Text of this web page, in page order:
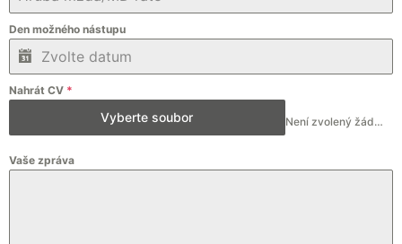
Den možného nástupu
Nahrát CV *
Vyberte soubor Není zvolený žádný soubor
Vaše zpráva